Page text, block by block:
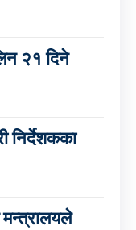
२१ दिने
निर्देशकका
मन्त्रालयले